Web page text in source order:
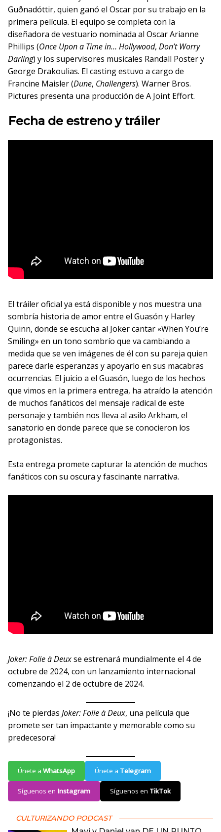
Guðnadóttir, quien ganó el Oscar por su trabajo en la
primera película. El equipo se completa con la
diseñadora de vestuario nominada al Oscar Arianne
Phillips (Once Upon a Time in… Hollywood, Don’t Worry
Darling) y los supervisores musicales Randall Poster y
George Drakoulias. El casting estuvo a cargo de
Francine Maisler (Dune, Challengers). Warner Bros.
Pictures presenta una producción de A Joint Effort.
Fecha de estreno y tráiler
El tráiler oficial ya está disponible y nos muestra una
sombría historia de amor entre el Guasón y Harley
Quinn, donde se escucha al Joker cantar «When You’re
Smiling» en un tono sombrío que va cambiando a
medida que se ven imágenes de él con su pareja quien
parece darle esperanzas y apoyarlo en sus macabras
ocurrencias. El juicio a el Guasón, luego de los hechos
que vimos en la primera entrega, ha atraído la atención
de muchos fanáticos del mensaje radical de este
personaje y también nos lleva al asilo Arkham, el
sanatorio en donde parece que se conocieron los
protagonistas.
Esta entrega promete capturar la atención de muchos
fanáticos con su oscura y fascinante narrativa.
Joker: Folie à Deuxse estrenará mundialmente el 4 de
octubre de 2024, con un lanzamiento internacional
comenzando el 2 de octubre de 2024.
¡No te pierdas Joker: Folie à Deux, una película que
promete ser tan impactante y memorable como su
predecesora!
Únete a WhatsApp Únete a Telegram
Síguenos en Instagram Síguenos en TikTok
CULTURIZANDO PODCAST